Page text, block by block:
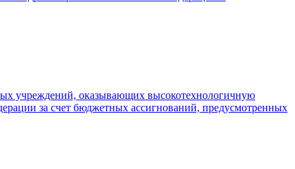
учреждений, оказывающих высокотехнологичную
за счет бюджетных ассигнований, предусмотренных